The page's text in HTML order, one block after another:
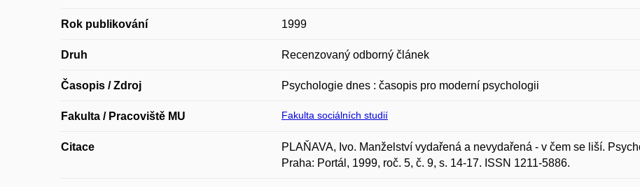
Rok publikování 1999
Druh Recenzovaný odborný článek
Časopis / Zdroj Psychologie dnes : časopis pro moderní psychologii
Fakulta / Pracoviště MU Fakulta sociálních studií
Citace
PLAŇAVA, Ivo. Manželství vydařená a nevydařená - v čem se liší.
Praha: Portál, 1999, roč. 5, č. 9, s. 14-17. ISSN 1211-5886.